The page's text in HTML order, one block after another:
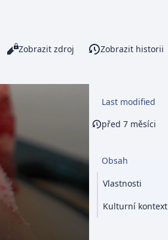
page
Zobrazení
Číst
Zobrazit zdroj Zobrazit historii
Last modified
před 7 měsíci
Obsah
Vlastnosti
Kulturní kontext